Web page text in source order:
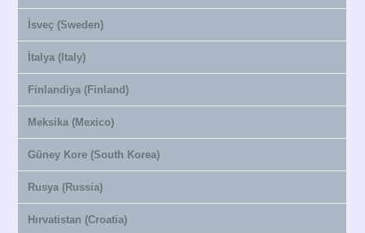
İsveç (Sweden)
İtalya (Italy)
Finlandiya (Finland)
Meksika (Mexico)
Güney Kore (South Korea)
Rusya (Russia)
Hırvatistan (Croatia)